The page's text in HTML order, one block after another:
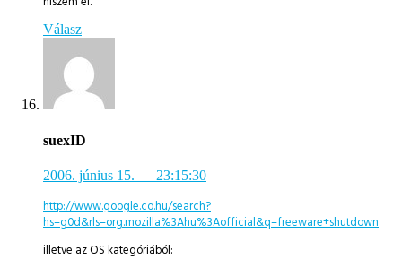
Válasz
suexID
2006. június 15. — 23:15:30
http://www.google.co.hu/search?
hs=g0d&rls=org.mozilla%3Ahu%3Aofficial&q=freeware+shutdown
illetve az OS kategóriából: